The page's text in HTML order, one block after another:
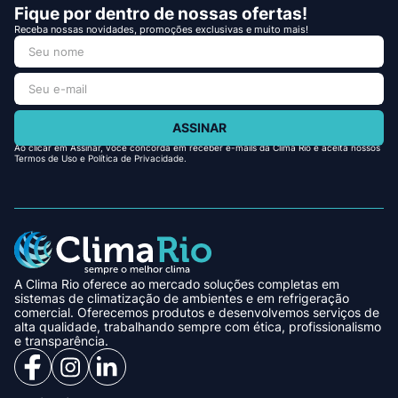
Fique por dentro de nossas ofertas!
Receba nossas novidades, promoções exclusivas e muito mais!
ASSINAR
Ao clicar em Assinar, você concorda em receber e-mails da Clima Rio e aceita nossos
Termos de Uso e Política de Privacidade.
A Clima Rio oferece ao mercado soluções completas em
sistemas de climatização de ambientes e em refrigeração
comercial. Oferecemos produtos e desenvolvemos serviços de
alta qualidade, trabalhando sempre com ética, profissionalismo
e transparência.